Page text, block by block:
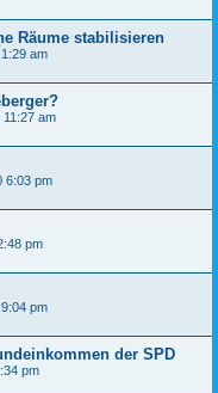
Räume stabilisieren
am
am
6:03 pm
pm
pm
der SPD
pm